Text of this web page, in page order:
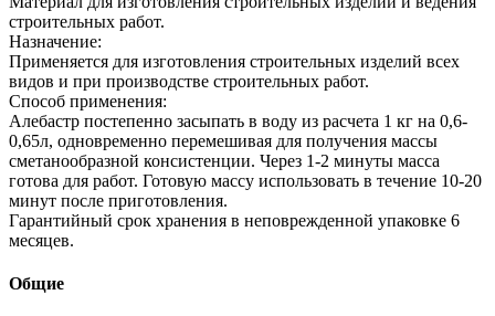
строительных работ.
Назначение:
Применяется для изготовления строительных изделий всех
видов и при производстве строительных работ.
Способ применения:
Алебастр постепенно засыпать в воду из расчета 1 кг на 0,6-
0,65л, одновременно перемешивая для получения массы
сметанообразной консистенции. Через 1-2 минуты масса
готова для работ. Готовую массу использовать в течение 10-20
минут после приготовления.
Гарантийный срок хранения в неповрежденной упаковке 6
месяцев.
Общие